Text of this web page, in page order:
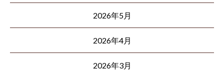
2026年5月
2026年4月
2026年3月